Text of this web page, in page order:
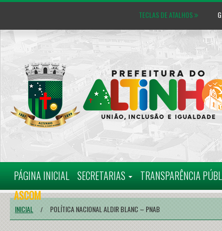
TECLAS DE ATALHOS
MAPA DO SITE
CARTA
PÁGINA INICIAL SECRETARIAS
TRANSPARÊNCIA
ASCOM
INICIAL / POLÍTICA NACIONAL ALDIR BLANC – PNAB